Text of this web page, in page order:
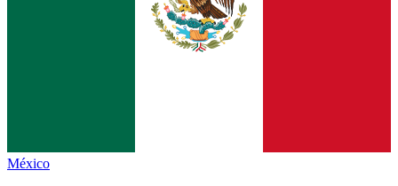
México